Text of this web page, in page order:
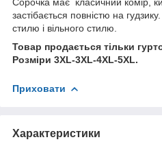
застібається повністю на
стилю і вільного стилю.
Товар продається тільки
Розміри 3XL-3XL-4XL-5XL.
Приховати
Характеристики